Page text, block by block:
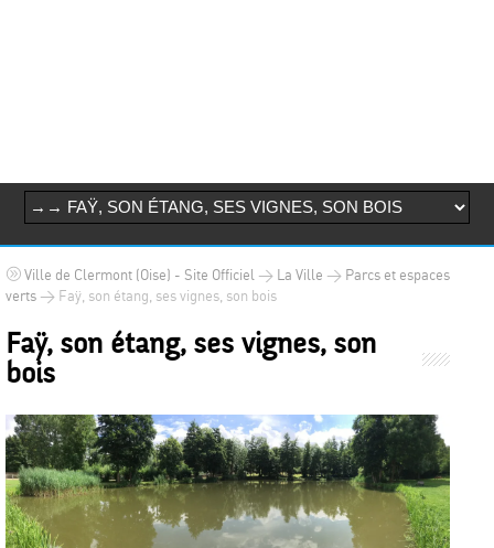
Ville de Clermont (Oise) - Site Officiel > La Ville > Parcs et espaces
verts > Faÿ, son étang, ses vignes, son bois
Faÿ, son étang, ses vignes, son
bois